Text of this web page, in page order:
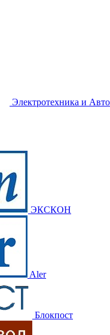
Электротехника и
ЭКСКОН
Aler
Блокпост